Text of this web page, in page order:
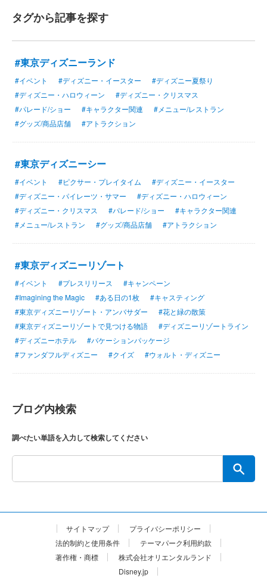
タグから記事を探す
#東京ディズニーランド
#イベント #ディズニー・イースター
#ディズニー夏祭り
#ディズニー・ハロウィーン
#ディズニー・クリスマス
#パレード/ショー
#キャラクター関連
#メニュー/レストラン
#グッズ/商品店舗
#アトラクション
#東京ディズニーシー
#イベント #ピクサー・プレイタイム
#ディズニー・イースター
#ディズニー・パイレーツ・サマー
#ディズニー・ハロウィーン
#ディズニー・クリスマス
#パレード/ショー
#キャラクター関連
#メニュー/レストラン
#グッズ/商品店舗 #アトラクション
#東京ディズニーリゾート
#イベント #プレスリリース
#キャンペーン
#Imagining the Magic
#ある日の1枚
#キャスティング
#東京ディズニーリゾート・アンバサダー
#花と緑の散策
#東京ディズニーリゾートで見つける物語
#ディズニーリゾートライン
#ディズニーホテル
#バケーションパッケージ
#ファンダフルディズニー
#クイズ #ウォルト・ディズニー
ブログ内検索
調べたい単語を入力して検索してください
サイトマップ
プライバシーポリシー
法的制約と使用条件
テーマパーク利用約款
著作権・商標
株式会社オリエンタルランド
Disney.jp